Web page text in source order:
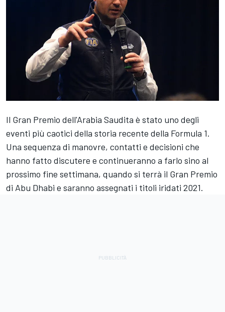
Il Gran Premio dell'Arabia Saudita è stato uno degli
eventi più caotici della storia recente della Formula 1.
Una sequenza di manovre, contatti e decisioni che
hanno fatto discutere e continueranno a farlo sino al
prossimo fine settimana, quando si terrà il Gran Premio
di Abu Dhabi e saranno assegnati i titoli iridati 2021.